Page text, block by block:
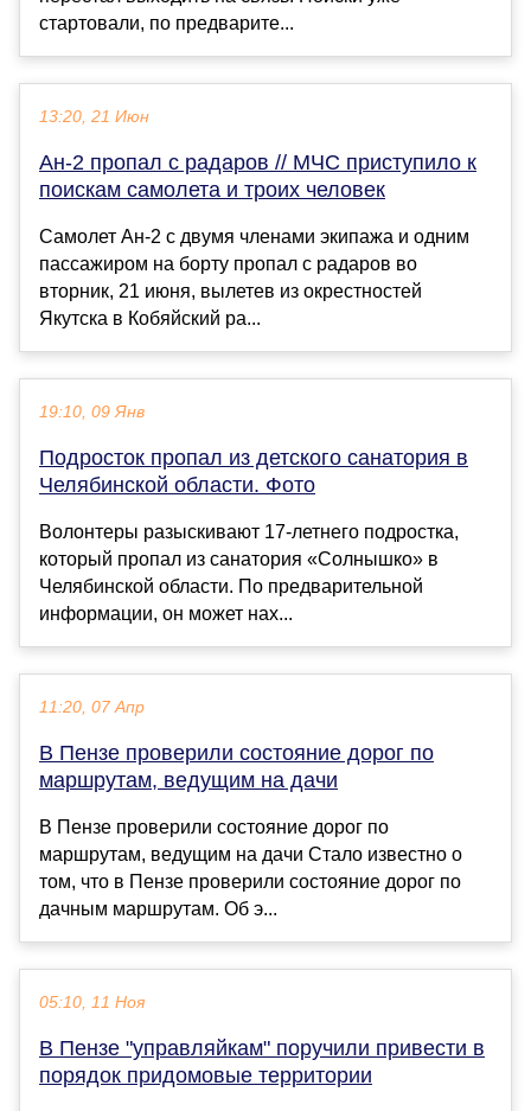
стартовали, по предварите...
13:20, 21 Июн
Ан-2 пропал с радаров // МЧС приступило к
поискам самолета и троих человек
Самолет Ан-2 с двумя членами экипажа и одним
пассажиром на борту пропал с радаров во
вторник, 21 июня, вылетев из окрестностей
Якутска в Кобяйский ра...
19:10, 09 Янв
Подросток пропал из детского санатория в
Челябинской области. Фото
Волонтеры разыскивают 17-летнего подростка,
который пропал из санатория «Солнышко» в
Челябинской области. По предварительной
информации, он может нах...
11:20, 07 Апр
В Пензе проверили состояние дорог по
маршрутам, ведущим на дачи
В Пензе проверили состояние дорог по
маршрутам, ведущим на дачи Стало известно о
том, что в Пензе проверили состояние дорог по
дачным маршрутам. Об э...
05:10, 11 Ноя
В Пензе "управляйкам" поручили привести в
порядок придомовые территории